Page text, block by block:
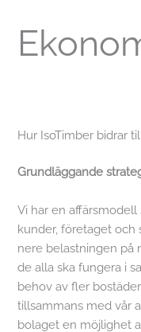
Hur IsoTimber bidrar
Grundläggande
Vi har en
kunder, företaget och
nere belastningen på
de alla ska fungera i
behov av fler
tillsammans med vår
bolaget en möjlighet